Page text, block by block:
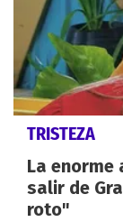
TRISTEZA
La enorme
salir de
roto"